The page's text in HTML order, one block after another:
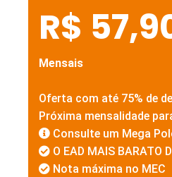
R$
Mensais
Oferta com até 75% de
Próxima mensalidade
Consulte um Mega
O EAD MAIS BARATO
Nota máxima no MEC